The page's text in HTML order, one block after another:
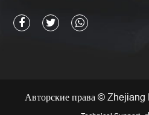
Авторские права © Zhejiang